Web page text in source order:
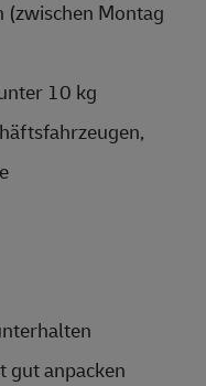
10 kg
eugen,
gut anpacken